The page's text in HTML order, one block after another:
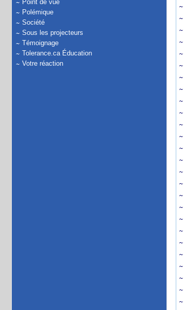
Point de vue
Polémique
Société
Sous les projecteurs
Témoignage
Tolerance.ca Éducation
Votre réaction